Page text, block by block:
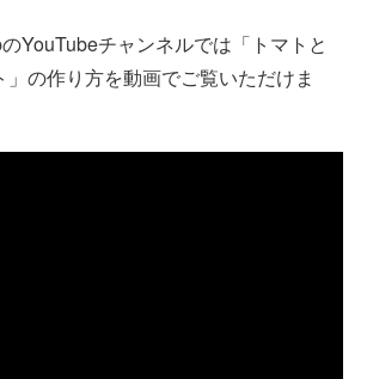
YouTubeチャンネルでは「トマトと
」の作り方を動画でご覧いただけま